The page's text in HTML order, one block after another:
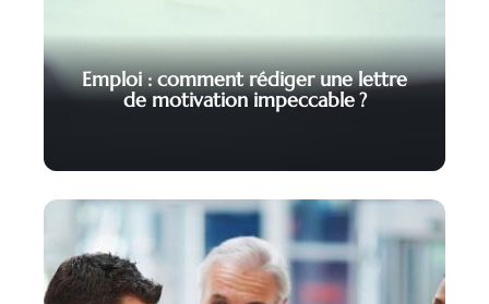
Emploi : comment rédiger une lettre
de motivation impeccable ?